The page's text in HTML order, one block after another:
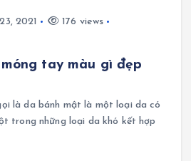
2021
176 views
tay màu gì đẹp
là da bánh mật là một loại da có
trong những loại da khó kết hợp